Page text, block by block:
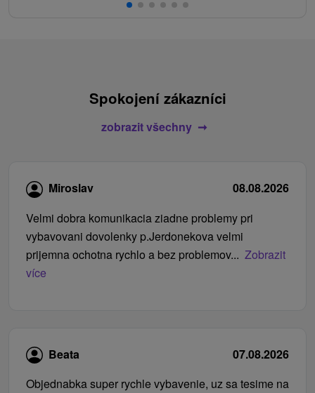
Spokojení zákazníci
zobrazit všechny
Miroslav
08.08.2026
Velmi dobra komunikacia ziadne problemy pri
vybavovani dovolenky p.Jerdonekova velmi
prijemna ochotna rychlo a bez problemov... Zobrazit
více
Beata
07.08.2026
Objednabka super rychle vybavenie, uz sa tesime na